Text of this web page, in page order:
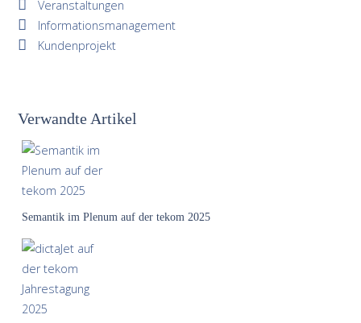
Veranstaltungen
Informationsmanagement
Kundenprojekt
Verwandte Artikel
Semantik im Plenum auf der tekom 2025